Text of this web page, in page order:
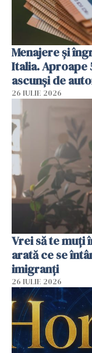
Menajere și
Italia. Aproape
ascunși de
26 IULIE 2026
Vrei să te muți
arată ce se
imigranți
26 IULIE 2026